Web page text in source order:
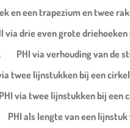
en een trapezium en twee
via drie even grote
PHI via verhouding van de
twee lijnstukken bij een
PHI via twee lijnstukken bij een
PHI als lengte van een